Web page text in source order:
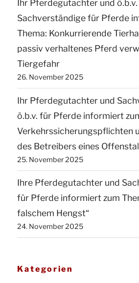
Ihr Pferdegutachter und ö.b.v.
Sachverständige für Pferde
Thema: Konkurrierende
passiv verhaltenes Pferd
Tiergefahr
26. November 2025
Ihr Pferdegutachter und
ö.b.v. für Pferde informiert
Verkehrssicherungspflichten
des Betreibers eines
25. November 2025
Ihre Pferdegutachter und
für Pferde informiert zum
falschem Hengst“
24. November 2025
Kategorien